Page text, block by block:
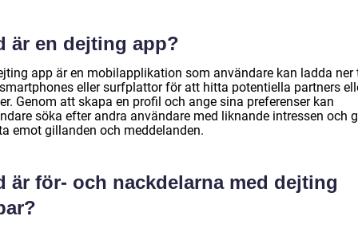
är en dejting app?
app är en mobilapplikation som användare kan ladda ner
eller surfplattor för att hitta potentiella partners
Genom att skapa en profil och ange sina preferenser kan
söka efter andra användare med liknande intressen och
emot gillanden och meddelanden.
är för- och nackdelarna med dejting